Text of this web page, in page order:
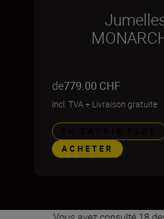
de779.00 CHF
incl. TVA+ Livraison gratuite
ACHETER